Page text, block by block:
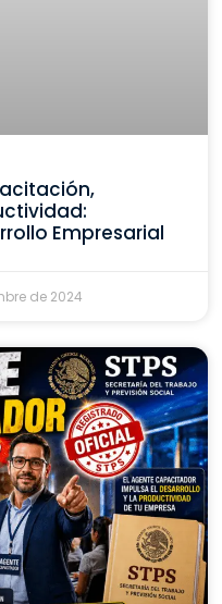
Empresarial
de 2024